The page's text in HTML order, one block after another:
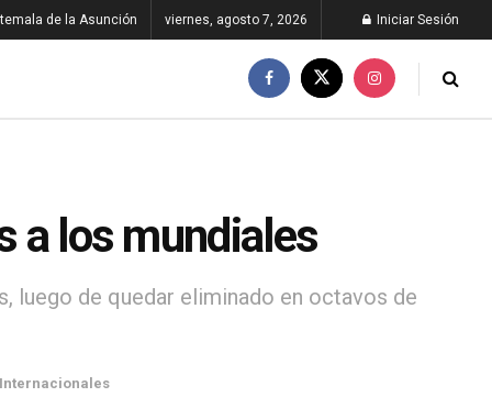
de la Asunción viernes, agosto 7, 2026 Iniciar Sesión
a los mundiales
luego de quedar eliminado en octavos de